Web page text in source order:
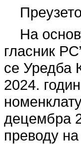
На
гласник
се Уредба
2024.
децембра
преводу на